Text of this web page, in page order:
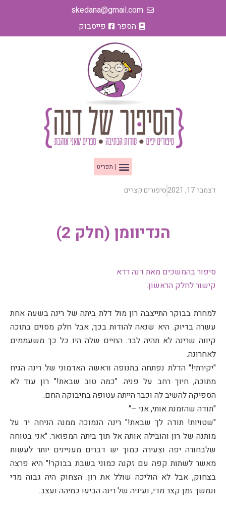
skedana@gmail.com
הספר
פייסבוק
תפריט
דצמבר 17, 2021 סיפורים קצרים
הנדיוומן (חלק 2)
סיפור בהמשכים מאת דנה רדא
קישור לחלק הראשון.
למחרת בבוקר התייצבה רון מול דלת ביתה של רינה בשעה אחת
עשרה בדיוק. היא שנאה להודות בכך, אבל חלק מסוים בתוכה
קיווה שרינה לא תהיה לבד. החיים שלה היו כל כך משעממים
לאחרונה.
"יקירתי!" הדלת נפתחה בתנופה וראשה האדמוני של רינה הגיח
מתוכה, חיוך רחב על פניה. "כמה טוב שבאת!" רון עוד לא
הספיקה להשיב לה וכבר הייתה עטופה בחיבוקה החם.
"תודה שהזמנת אותי, אני –"
"שטויות! תודה לך שבאת!" רינה הנמוכה ממנה הניחה יד על
מותנה של רון והובילה אותה אל תוך ביתה המפואר. "אני בטוחה
שלבחורה יפה וצעירה כמוך יש דברים מעניינים יותר לעשות
מאשר לשתות קפה עם זקנה כמוני בשבת בבוקר!" היא פרצה
בצחוק, אבל לא הוליכה שולל את רון. הצחוק היה גבוה מדי
ונמשך זמן קצר מדי, ועיניה של רינה הביעו כמיהה ועצב.